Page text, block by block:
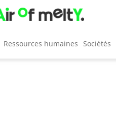
Ressources humaines Sociétés